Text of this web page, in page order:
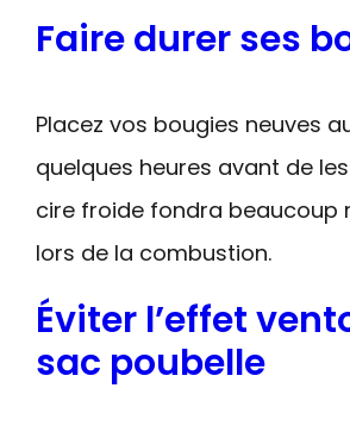
Faire durer ses
Placez vos bougies neuves
quelques heures avant de
cire froide fondra beaucoup
lors de la combustion.
Éviter l’effet
sac poubelle